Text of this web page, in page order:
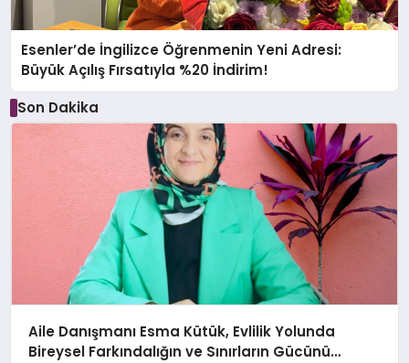
Esenler’de İngilizce Öğrenmenin Yeni Adresi:
Büyük Açılış Fırsatıyla %20 İndirim!
Son Dakika
Aile Danışmanı Esma Kütük, Evlilik Yolunda
Bireysel Farkındalığın ve Sınırların Gücünü